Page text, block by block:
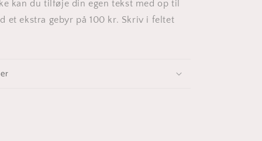
kan du tilføje din egen tekst med op til
et ekstra gebyr på 100 kr. Skriv i feltet